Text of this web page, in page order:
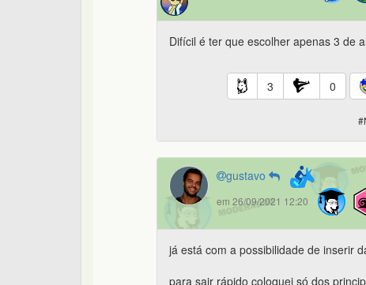
Difícil é ter que escolher apenas 3 de
3 0
gustavo
em 26/09/2021 12:20
já está com a possibilidade de inserir
para sair rápido coloquei só dos